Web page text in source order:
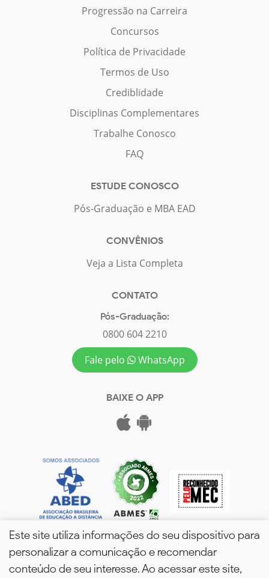
Progressão na Carreira
Concursos
Política de Privacidade
Termos de Uso
Crediblidade
Disciplinas Complementares
Trabalhe Conosco
FAQ
ESTUDE CONOSCO
Pós-Graduação e MBA EAD
CONVÊNIOS
Veja a Lista Completa
CONTATO
Pós-Graduação:
0800 604 2210
Fale pelo
WhatsApp
BAIXE O APP
Este site utiliza informações do seu dispositivo para
personalizar a comunicação e recomendar
conteúdo de seu interesse. Ao acessar este site,